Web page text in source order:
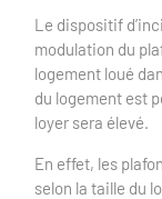
Le dispositif
modulation du
logement loué
du logement est
loyer sera élevé.
En effet, les
selon la taille du